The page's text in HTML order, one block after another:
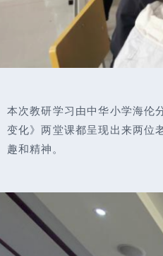
本次教研学习由中华小学海伦
变化》两堂课都呈现出来两位
趣和精神。